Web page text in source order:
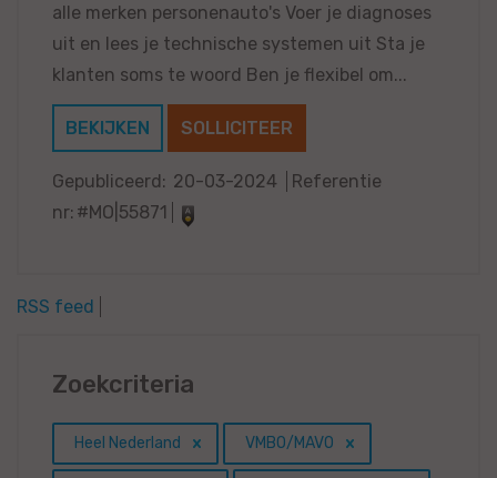
alle merken personenauto's Voer je diagnoses
uit en lees je technische systemen uit Sta je
klanten soms te woord Ben je flexibel om...
BEKIJKEN SOLLICITEER
Gepubliceerd: 20-03-2024
Referentie
nr: #MO|55871
RSS feed
Zoekcriteria
Heel Nederland VMBO/MAVO